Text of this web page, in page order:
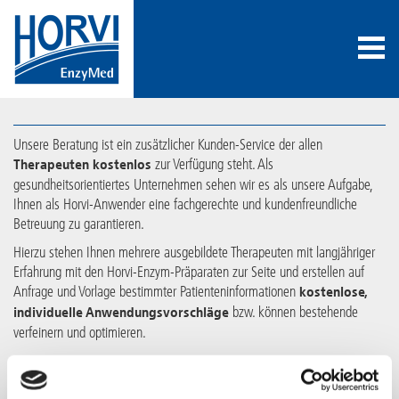
Unsere Beratung ist ein zusätzlicher Kunden-Service der allen
Therapeuten kostenlos zur Verfügung steht. Als
gesundheitsorientiertes Unternehmen sehen wir es als unsere Aufgabe,
Ihnen als Horvi-Anwender eine fachgerechte und kundenfreundliche
Betreuung zu garantieren.
Hierzu stehen Ihnen mehrere ausgebildete Therapeuten mit langjähriger
Erfahrung mit den Horvi-Enzym-Präparaten zur Seite und erstellen auf
Anfrage und Vorlage bestimmter Patienteninformationen kostenlose,
individuelle Anwendungsvorschläge bzw. können bestehende
verfeinern und optimieren.
Da
Ganzheitlichkeit
erstellt werden, bitten wir Sie uns folgende